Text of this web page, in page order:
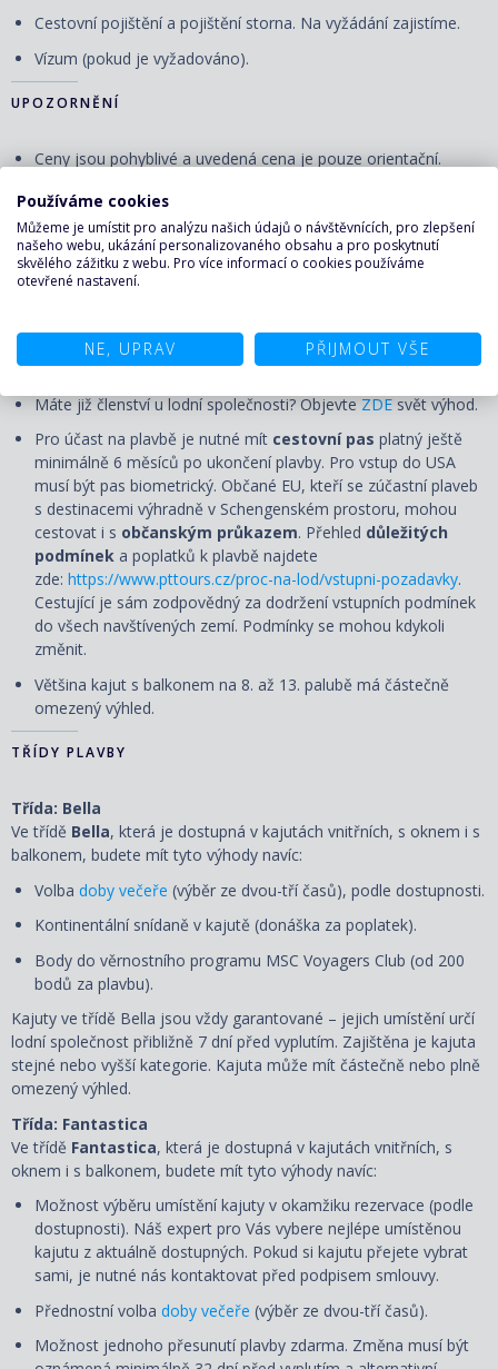
Cestovní pojištění a pojištění storna. Na vyžádání zajistíme.
Vízum (pokud je vyžadováno).
UPOZORNĚNÍ
Ceny jsou pohyblivé a uvedená cena je pouze orientační.
Nalodění (check-in) první den plavby se uzavírá několik hodin
před plánovaným odplutím, nejpozději však 120 minut. Čas
check-in bude upřesněn s palubními lístky. Doporučujeme se
do přístavu dostavit s dostatečným předstihem, v případě
Pořadatel má právo změnit číslo kajuty v zájmu bezpečnosti
klienta v případě technických či jiných důvodů.
Máte již členství u lodní společnosti? Objevte ZDE svět výhod.
Pro účast na plavbě je nutné mít cestovní pas platný ještě
minimálně 6 měsíců po ukončení plavby. Pro vstup do USA
musí být pas biometrický. Občané EU, kteří se zúčastní plaveb
s destinacemi výhradně v Schengenském prostoru, mohou
cestovat i s občanským průkazem. Přehled důležitých
podmínek a poplatků k plavbě najdete
zde: https://www.pttours.cz/proc-na-lod/vstupni-pozadavky.
Cestující je sám zodpovědný za dodržení vstupních podmínek
do všech navštívených zemí. Podmínky se mohou kdykoli
změnit.
Většina kajut s balkonem na 8. až 13. palubě má částečně
omezený výhled.
TŘÍDY PLAVBY
Třída: Bella
Ve třídě Bella, která je dostupná v kajutách vnitřních, s oknem i s
balkonem, budete mít tyto výhody navíc:
Volba doby večeře (výběr ze dvou-tří časů), podle dostupnosti.
Kontinentální snídaně v kajutě (donáška za poplatek).
Body do věrnostního programu MSC Voyagers Club (od 200
bodů za plavbu).
Kajuty ve třídě Bella jsou vždy garantované – jejich umístění určí
lodní společnost přibližně 7 dní před vyplutím. Zajištěna je kajuta
stejné nebo vyšší kategorie. Kajuta může mít částečně nebo plně
omezený výhled.
Třída: Fantastica
Ve třídě Fantastica, která je dostupná v kajutách vnitřních, s
oknem i s balkonem, budete mít tyto výhody navíc:
Možnost výběru umístění kajuty v okamžiku rezervace (podle
dostupnosti). Náš expert pro Vás vybere nejlépe umístěnou
kajutu z aktuálně dostupných. Pokud si kajutu přejete vybrat
sami, je nutné nás kontaktovat před podpisem smlouvy.
Přednostní volba doby večeře (výběr ze dvou-tří časů).
Možnost jednoho přesunutí plavby zdarma. Změna musí být
Používáme cookies
Můžeme je umístit pro analýzu našich údajů o návštěvnících, pro zlepšení
našeho webu, ukázání personalizovaného obsahu a pro poskytnutí
skvělého zážitku z webu. Pro více informací o cookies používáme
otevřené nastavení.
NE, UPRAV PŘIJMOUT VŠE